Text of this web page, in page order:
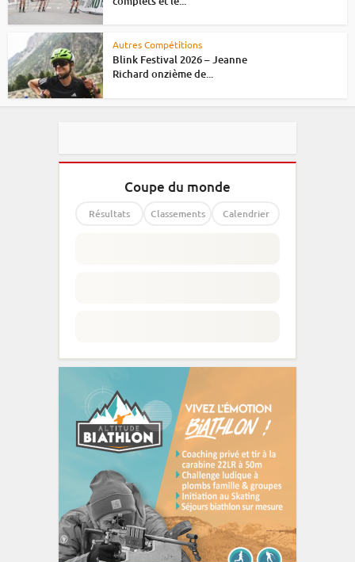
Autres Compétitions
Blink Festival 2026 – Jeanne
Richard onzième de...
Coupe du monde
Résultats Classements Calendrier